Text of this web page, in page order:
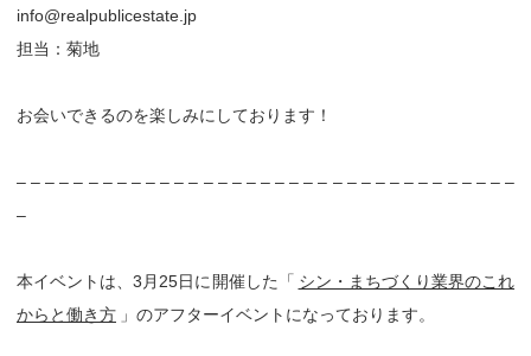
info@realpublicestate.jp
担当：菊地
お会いできるのを楽しみにしております！
– – – – – – – – – – – – – – – – – – – – – – – – – – – – – – – – – – –
–
本イベントは、3月25日に開催した「 シン・まちづくり業界のこれ
からと働き方 」のアフターイベントになっております。